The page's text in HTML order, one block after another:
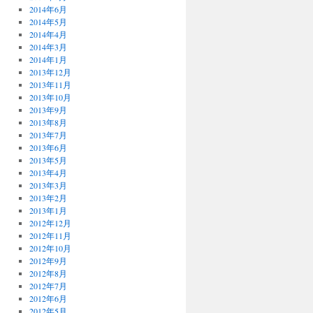
2014年6月
2014年5月
2014年4月
2014年3月
2014年1月
2013年12月
2013年11月
2013年10月
2013年9月
2013年8月
2013年7月
2013年6月
2013年5月
2013年4月
2013年3月
2013年2月
2013年1月
2012年12月
2012年11月
2012年10月
2012年9月
2012年8月
2012年7月
2012年6月